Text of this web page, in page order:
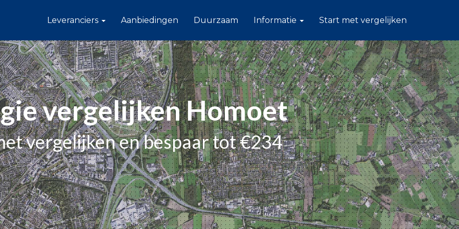
Leveranciers Aanbiedingen Duurzaam Informatie Start met vergelijken
vergelijken Homoet
vergelijken en bespaar tot €234